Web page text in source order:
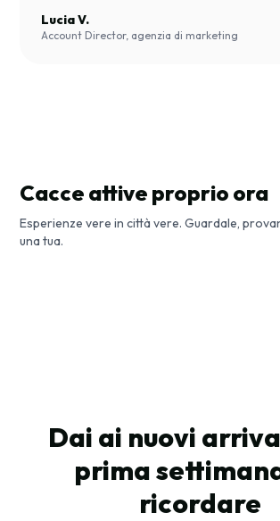
Lucia V.
Account Director, agenzia di marketing
Cacce attive proprio ora
Esperienze vere in città vere. Guardale,
una tua.
La Corsa di Horta
Una passeggiata nella storia di
Dai ai nuovi
prima
ricordare